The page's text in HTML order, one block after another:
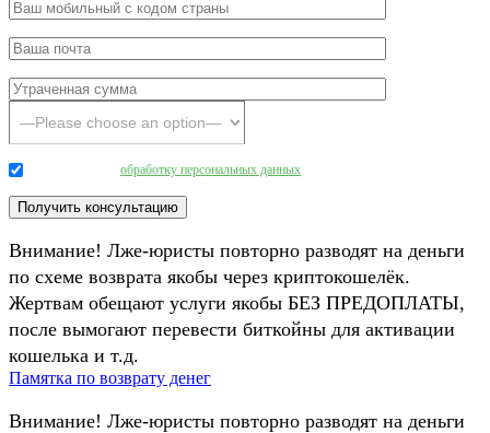
обработку персональных данных
Внимание! Лже-юристы повторно разводят на деньги
по схеме возврата якобы через криптокошелёк.
Жертвам обещают услуги якобы БЕЗ ПРЕДОПЛАТЫ,
после вымогают перевести биткойны для активации
кошелька и т.д.
Памятка по возврату денег
Внимание! Лже-юристы повторно разводят на деньги